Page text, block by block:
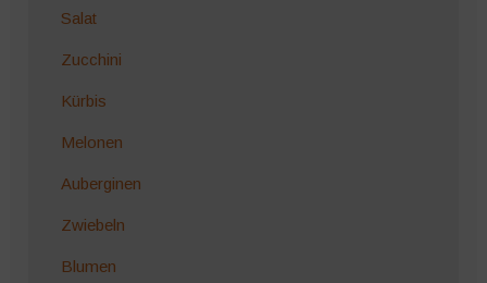
Salat
Zucchini
Kürbis
Melonen
Auberginen
Zwiebeln
Blumen